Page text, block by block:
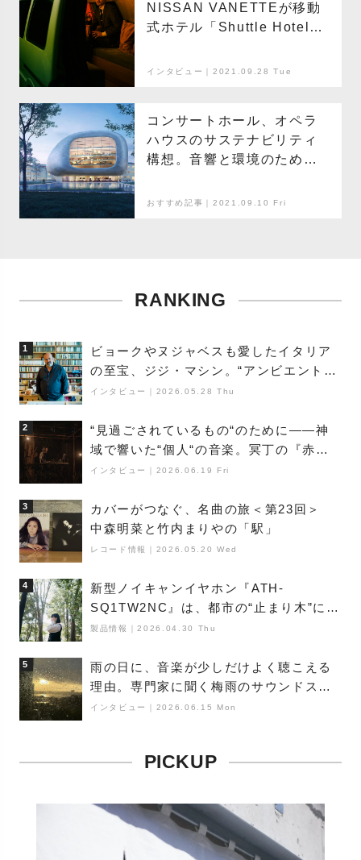
NISSAN VANETTEが移動
式ホテル「Shuttle Hotel」
インタビュー｜2021.09.28 Tue
コンサートホール、オペラ
ハウスのサステナビリティ
構想。音響と環境のための
おすすめ記事｜2021.09.10 Fri
RANKING
1
ビョークやヌジャベスも愛したイタリア
の至宝、ジジ・マシン。“アンビエントの
巨匠”が明かす創作の原点と、「動き」に
インタビュー 2026.05.28 Thu
2
“見過ごされているもの“のために――神
域で響いた“個人“の音楽。冥丁の『赤城
夜神楽』をレポート
インタビュー 2026.06.19 Fri
3
カバーがつなぐ、名曲の旅＜第23回＞
中森明菜と竹内まりやの「駅」
レコード情報 2026.05.20 Wed
4
新型ノイキャンイヤホン『ATH-
SQ1TW2NC』は、都市の“止まり木”にな
り得るーシンガーソングライター浮
製品情報 ｜2026.04.30 Thu
5
雨の日に、音楽が少しだけよく聴こえる
理由。専門家に聞く梅雨のサウンドス
ケープ
インタビュー 2026.06.15 Mon
PICKUP